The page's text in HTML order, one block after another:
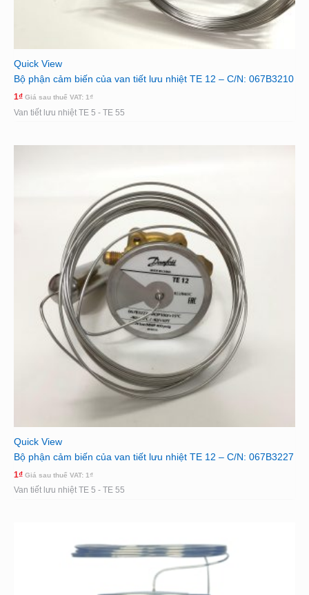
Quick View
Bộ phận cảm biến của van tiết lưu nhiệt TE 12 – C/N: 067B3210
1₫ Giá sau thuế VAT: 1₫
Van tiết lưu nhiệt TE 5 - TE 55
Quick View
Bộ phận cảm biến của van tiết lưu nhiệt TE 12 – C/N: 067B3227
1₫ Giá sau thuế VAT: 1₫
Van tiết lưu nhiệt TE 5 - TE 55